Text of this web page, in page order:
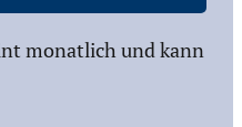
monatlich und kann